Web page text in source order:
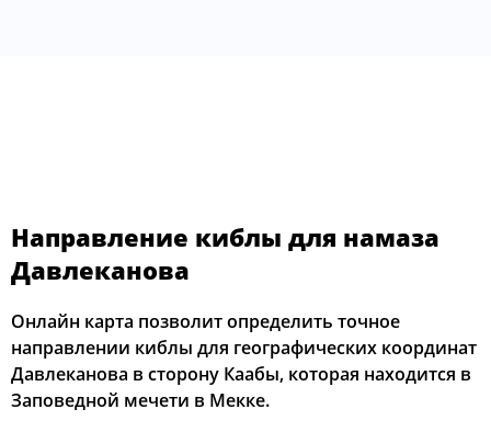
Направление киблы для намаза
Давлеканова
Онлайн карта позволит определить точное
направлении киблы для географических координат
Давлеканова в сторону Каабы, которая находится в
Заповедной мечети в Мекке.